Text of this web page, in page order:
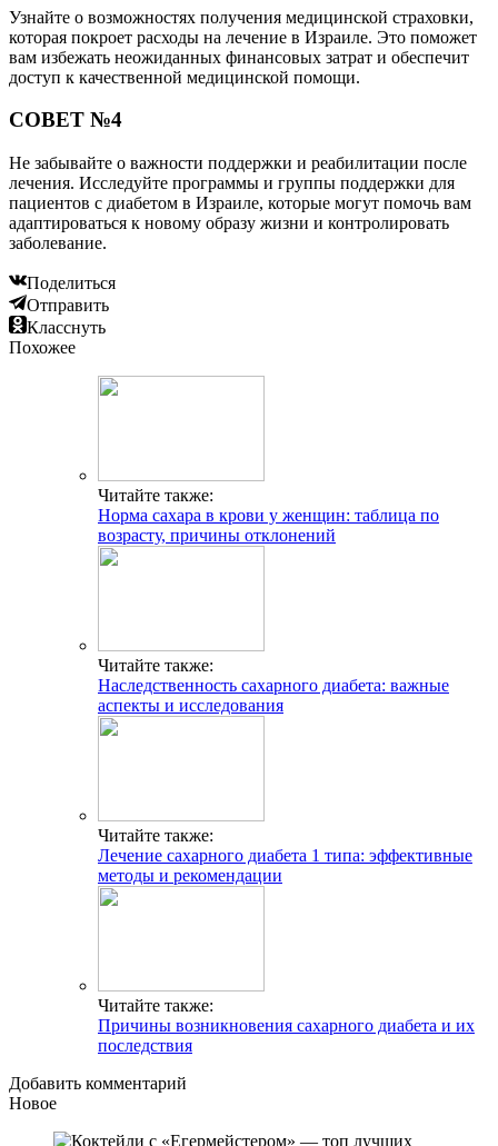
Узнайте о возможностях получения медицинской страховки,
которая покроет расходы на лечение в Израиле. Это поможет
вам избежать неожиданных финансовых затрат и обеспечит
доступ к качественной медицинской помощи.
СОВЕТ №4
Не забывайте о важности поддержки и реабилитации после
лечения. Исследуйте программы и группы поддержки для
пациентов с диабетом в Израиле, которые могут помочь вам
адаптироваться к новому образу жизни и контролировать
заболевание.
Поделиться
Отправить
Класснуть
Похожее
Читайте также:
Норма сахара в крови у женщин: таблица по
возрасту, причины отклонений
Читайте также:
Наследственность сахарного диабета: важные
аспекты и исследования
Читайте также:
Лечение сахарного диабета 1 типа: эффективные
методы и рекомендации
Читайте также:
Причины возникновения сахарного диабета и их
последствия
Добавить комментарий
Новое